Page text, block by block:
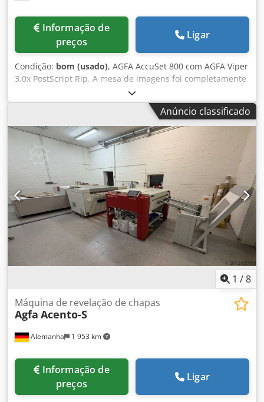
preços
Ligar
Condição: bom (usado), AGFA AccuSet 800 com AGFA Viper
3.0x PostScript Rip. A mesa de imagens foi completamente
verificada e limpa. Resoluções: 1200, 1800 e 2400 dpi -
incluindo densitómetro de película Techkon. Teremos todo
o gosto em enviar-lhe mais informações e fotografias.
Recondicionada 2024 Djdpfxebr Ahtj Aflokr
Anúncio classificado
1 /8
Alemanha 1 953 km
Máquina de revelação de chapas
Agfa Acento-S
preços
Ligar